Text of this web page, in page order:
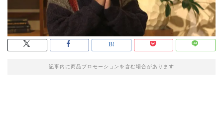
記事内に商品プロモーションを含む場合があります